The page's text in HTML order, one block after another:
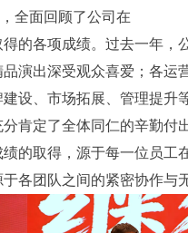
全面回顾了公司在
得的各项成绩。过去一年，
演出深受观众喜爱；各运
设、市场拓展、管理提升
肯定了全体同仁的辛勤付
的取得，源于每一位员工
各团队之间的紧密协作与